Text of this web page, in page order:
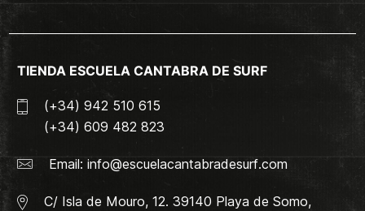
TIENDA ESCUELA CANTABRA DE SURF
(+34) 942 510 615
(+34) 609 482 823
Email: info@escuelacantabradesurf.com
C/ Isla de Mouro, 12. 39140 Playa de Somo,